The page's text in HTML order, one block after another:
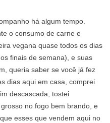
há algum tempo.
o consumo de carne e
vegana quase todos os dias
finais de semana), e suas
queria saber se você já fez
dias aqui em casa, comprei
descascada, tostei
no fogo bem brando, e
esses que vendem aqui no